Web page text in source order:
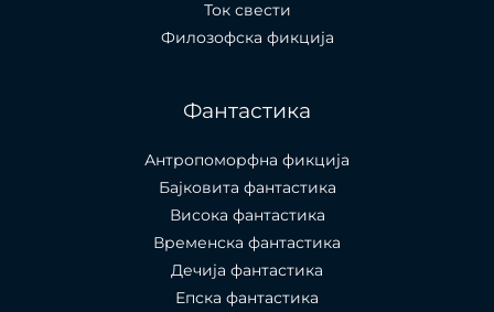
Ток свести
Филозофска фикција
Фантастика
Антропоморфна фикција
Бајковита фантастика
Висока фантастика
Временска фантастика
Дечија фантастика
Епска фантастика